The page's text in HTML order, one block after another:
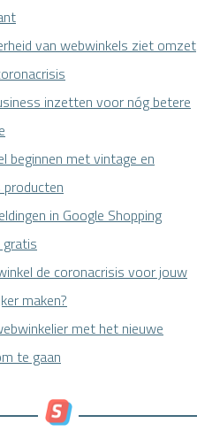
van webwinkels ziet omzet
inzetten voor nóg betere
beginnen met vintage en
in Google Shopping
de coronacrisis voor jouw
maken?
met het nieuwe
te gaan